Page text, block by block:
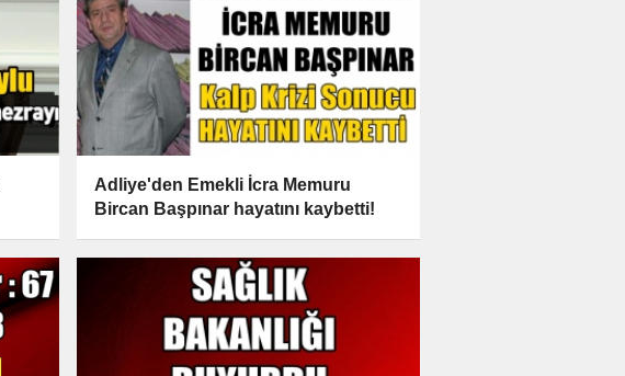
Adliye'den Emekli İcra Memuru
Bircan Başpınar hayatını kaybetti!